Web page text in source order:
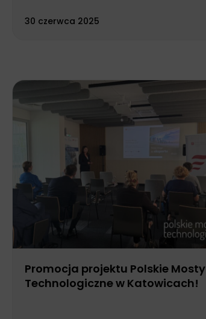
30 czerwca 2025
Promocja projektu Polskie Mosty
Technologiczne w Katowicach!